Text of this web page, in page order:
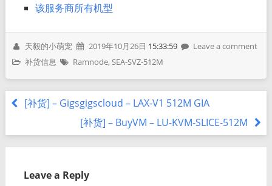
该服务商所有机型
天毅的小萌宠 2019年10月26日 15:33:59
Leave a comment
补货信息
Ramnode,SEA-SVZ-512M
[补货] – Gigsgigscloud – LAX-V1 512M GIA
[补货] – BuyVM – LU-KVM-SLICE-512M
Leave a Reply